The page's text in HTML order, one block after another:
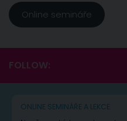
Online semináře
FOLLOW:
ONLINE SEMINÁŘE A LEKCE